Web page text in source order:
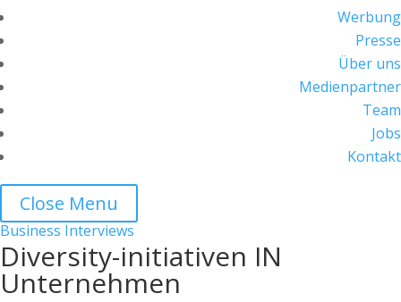
Werbung
Presse
Über uns
Medienpartner
Team
Jobs
Kontakt
Close Menu
Business Interviews
Diversity-initiativen IN
Unternehmen